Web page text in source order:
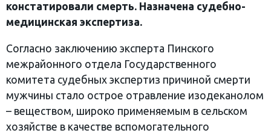
констатировали смерть. Назначена судебно-
медицинская экспертиза.
Согласно заключению эксперта Пинского
межрайонного отдела Государственного
комитета судебных экспертиз причиной смерти
мужчины стало острое отравление изодеканолом
– веществом, широко применяемым в сельском
хозяйстве в качестве вспомогательного